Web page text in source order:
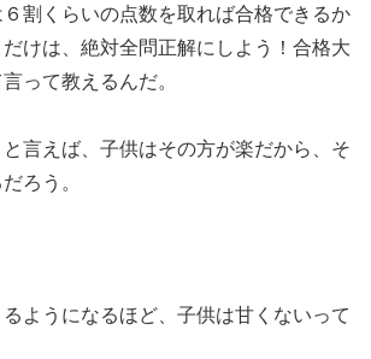
割くらいの点数を取れば合格できるか
けは、絶対全問正解にしよう！合格大
って教えるんだ。
言えば、子供はその方が楽だから、そ
ろう。
ようになるほど、子供は甘くないって